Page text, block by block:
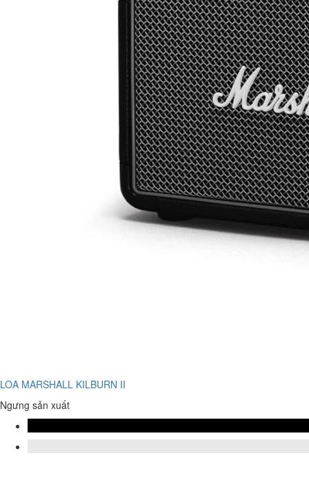
LOA MARSHALL KILBURN II
Ngưng sản xuất